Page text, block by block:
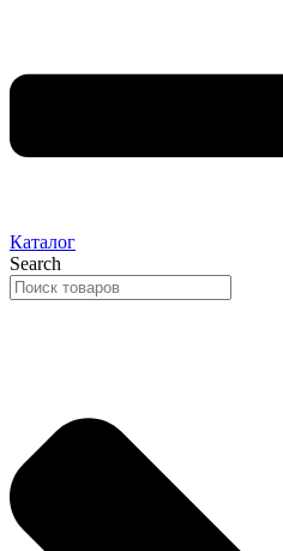
Каталог
Search